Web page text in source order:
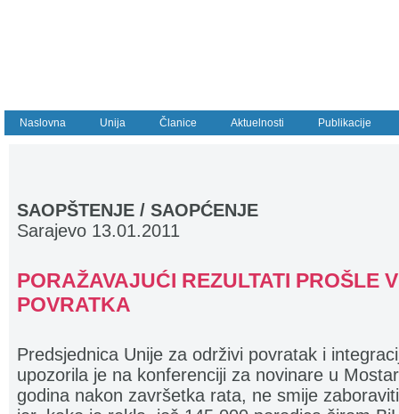
Naslovna Unija Članice Aktuelnosti Publikacije
SAOPŠTENJE / SAOPĆENJE
Sarajevo 13.01.2011
PORAŽAVAJUĆI REZULTATI PROŠLE
POVRATKA
Predsjednica Unije za održivi povratak i
upozorila je na konferenciji za novinare u
godina nakon završetka rata, ne smije